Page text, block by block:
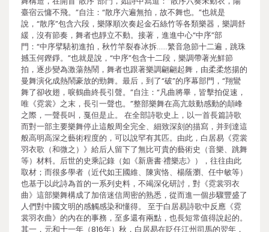
臺宿云慵不飛。”自注：“散序六遍無拍，故不舞也。”也就是
說，“散序”包含六段，樂隊順次奏起金石絲竹等各類樂器，樂調舒
緩，沒有節奏，舞者也靜立不動。接著，進進中心“中序”部
門：“中序擘騞初進拍，秋竹竿裂春冰拆……繁音急節十二遍，跳珠
撼玉何鏗錚。”也就是說，“中序”包含十二段，樂調帶著光鮮節
拍，逐步變為激蕩熱鬧，舞者也跟著樂調翩翩起舞，由柔柔悠揚的
曼舞演化成熱鬧豪放的勁舞。最后，到了“破”的序幕部門，“翔鸞
舞了卻收翅，唳鶴曲終長引聲。”自注：“凡曲將畢，皆擊拍促速，
唯《霓裳》之末，長引一聲也。”整部樂舞在高亢鼓動感動的顛峰
之際，一聲長叫，戛但是止。 在全部詩歌史上，以一首長篇詩歌
而對一部主要樂舞停止這般周全完全、細致深刻的描寫，并到達這
般高明高深之藝術程度的，可以說罕有其匹。由此，白居易《霓裳
羽衣歌（和微之）》給后人留下了無比可貴的藝術史（音樂、跳舞
等）材料。后世的史乘記錄（如《新唐書·禮樂志》），往往由此
取材；而很多學者（近代如王國維、陳寅恪、楊蔭瀏、任中敏等）
也基于以此詩為首的一系列史料，不竭深化研討，對《霓裳羽衣
曲》這部樂舞構成了加倍迷信周密的熟悉，從而進一個步驟豐盛了
人們對中國文明的感觸感染和懂得。 至于白居易詩歌中反應《霓
裳羽衣曲》的內在的事務，至多還有兩點，也長短常值得說起的。
其一，元和十一年（816年）秋，白居易在貶任江州司馬的翌年，